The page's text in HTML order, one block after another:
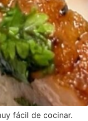
fácil de cocinar.